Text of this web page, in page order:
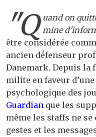
"Q uand on
mine
être considérée
ancien défenseur
Danemark. Depuis la
milite en faveur
psychologique des
Guardian que les
même les staffs ne
gestes et les